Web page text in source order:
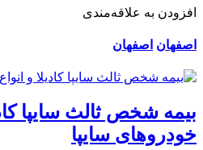
افزودن به علاقه‌مندی
اصفهان اصفهان
بیمه شخص ثالث سایپا
خودروهای سایپا